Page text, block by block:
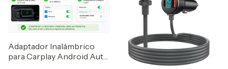
Adaptador Inalámbrico
para Carplay Android Auto